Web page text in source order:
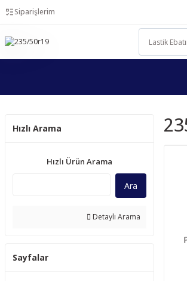
Siparişlerim
Hızlı Arama
Hızlı Ürün Arama
Ara
Detaylı Arama
Sayfalar